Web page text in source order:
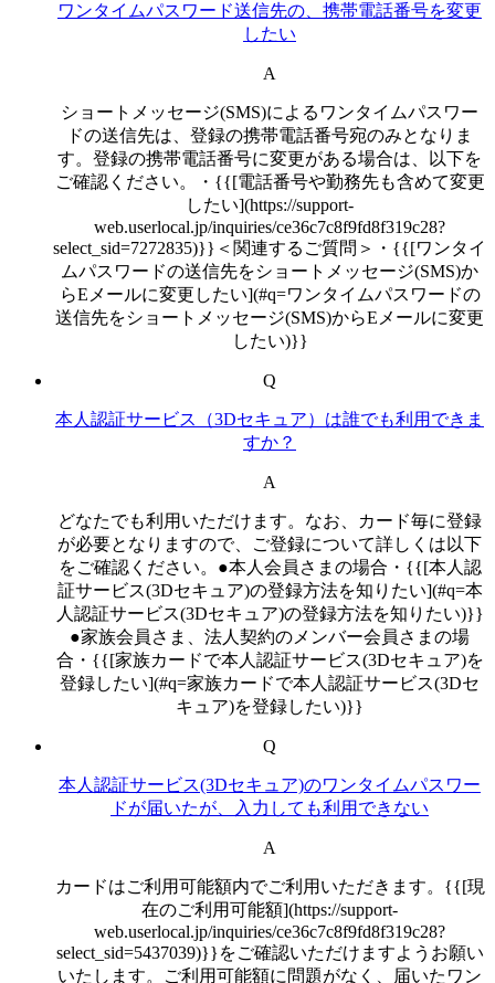
ワンタイムパスワード送信先の、携帯電話番号を変更
したい
A
ショートメッセージ(SMS)によるワンタイムパスワー
ドの送信先は、登録の携帯電話番号宛のみとなりま
す。登録の携帯電話番号に変更がある場合は、以下を
ご確認ください。・{{[電話番号や勤務先も含めて変更
したい](https://support-
web.userlocal.jp/inquiries/ce36c7c8f9fd8f319c28?
select_sid=7272835)}}＜関連するご質問＞・{{[ワンタイ
ムパスワードの送信先をショートメッセージ(SMS)か
らEメールに変更したい](#q=ワンタイムパスワードの
送信先をショートメッセージ(SMS)からEメールに変更
したい)}}
Q
本人認証サービス（3Dセキュア）は誰でも利用できま
すか？
A
どなたでも利用いただけます。なお、カード毎に登録
が必要となりますので、ご登録について詳しくは以下
をご確認ください。●本人会員さまの場合・{{[本人認
証サービス(3Dセキュア)の登録方法を知りたい](#q=本
人認証サービス(3Dセキュア)の登録方法を知りたい)}}
●家族会員さま、法人契約のメンバー会員さまの場
合・{{[家族カードで本人認証サービス(3Dセキュア)を
登録したい](#q=家族カードで本人認証サービス(3Dセ
キュア)を登録したい)}}
Q
本人認証サービス(3Dセキュア)のワンタイムパスワー
ドが届いたが、入力しても利用できない
A
カードはご利用可能額内でご利用いただきます。{{[現
在のご利用可能額](https://support-
web.userlocal.jp/inquiries/ce36c7c8f9fd8f319c28?
select_sid=5437039)}}をご確認いただけますようお願い
いたします。ご利用可能額に問題がなく、届いたワン